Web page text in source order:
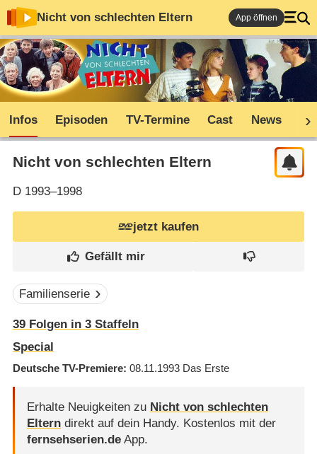
Nicht von schlechten Eltern App öffnen
Infos Episoden TV-Termine Cast News
Nicht von schlechten Eltern
D1993–1998
jetzt kaufen
Familienserie
39Folgen in 3Staffeln
Special
Deutsche TV-Premiere 08.11.1993 Das Erste
Erhalte Neuigkeiten zu Nicht von schlechten
Elterndirekt auf dein Handy. Kostenlos mit der
fernsehserien.deApp.